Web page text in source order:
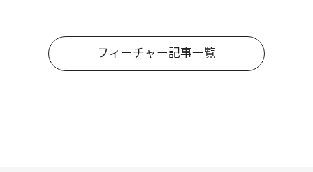
フィーチャー記事一覧